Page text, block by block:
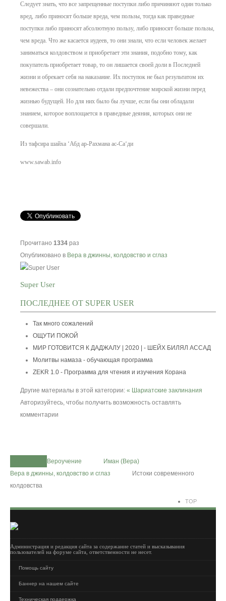
Следует знать, что все запрещенные поступки либо причиняют один только
вред, либо приносят больше вреда, чем пользы, тогда как праведные
поступки либо приносят абсолютную пользу, либо приносят больше пользы,
чем вреда. Что же касается иудеев, то они знали, что если человек желает
заниматься колдовством и приобретает эти знания, подобно тому, как
покупатель приобретает товар, то он лишается своей доли в Последней
жизни и обрекает себя на наказание. Их поступок не был результатом их
невежества – они сознательно отдали предпочтение мирской жизни перед
жизнью будущей. Но для них было бы лучше, если бы они обладали
знанием, которое воплощается в праведные деяния, которых они не
совершали.
Из тафсира шайха ‘Абд ар-Рахмана ас-Са‘ди
www.sawab.info
Прочитано 1334 раз
Опубликовано в Вера в джинны, колдовство и сглаз
Super User
ПОСЛЕДНЕЕ ОТ SUPER USER
Так много сожалений
ОЩУТИ ПОКОЙ
МИР ГОТОВИТСЯ К ДАДЖАЛУ | 2020 | - ШЕЙХ БИЛЯЛ АССАД
Молитвы намаза - обучающая программа
ZEKR 1.0 - Программа для чтения и изучения Корана
Другие материалы в этой категории: « Шариатские заклинания
Авторизуйтесь, чтобы получить возможность оставлять
комментарии
Вероучение
Иман (Вера)
Вера в джинны, колдовство и сглаз
Истоки современного
колдовства
TOP
Администрация и редакция сайта за содержание статей и высказывания
пользователей на форуме сайта, ответственности не несет.
Помощь сайту
Баннер на нашем сайте
Техническая поддержка